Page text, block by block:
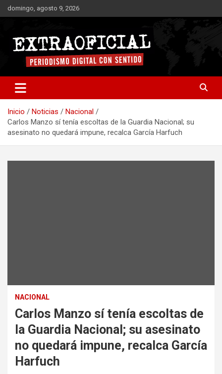
Saltar
al
domingo, agosto 9, 2026
Extraoficial
Inicio Noticias
Nacional
Carlos Manzo sí tenía escoltas de la Guardia Nacional; su
asesinato no quedará impune, recalca García Harfuch
NACIONAL
Carlos Manzo sí tenía escoltas de
la Guardia Nacional; su asesinato
no quedará impune, recalca García
Harfuch